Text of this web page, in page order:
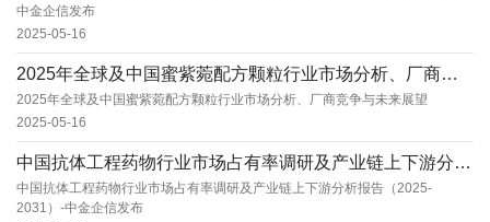
中金企信发布
2025-05-16
2025年全球及中国蜜紫菀配方颗粒行业市场分析、厂商竞争与未来展望
2025年全球及中国蜜紫菀配方颗粒行业市场分析、厂商竞争与未来展望
2025-05-16
中国抗体工程药物行业市场占有率调研及产业链上下游分析报告（2025-2031）-中金企信发...
中国抗体工程药物行业市场占有率调研及产业链上下游分析报告（2025-
2031）-中金企信发布